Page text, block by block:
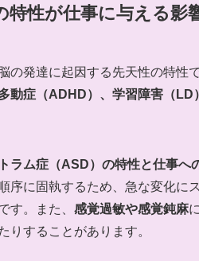
特性が仕事に与える影
の発達に起因する先天性の特性
動症（ADHD）、学習障害（LD）
ラム症（ASD）の特性と仕事へ
序に固執するため、急な変化に
す。また、 感覚過敏や感覚鈍麻
りすることがあります。